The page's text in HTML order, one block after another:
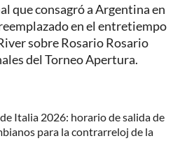
que consagró a Argentina en
en el entretiempo
sobre Rosario Rosario
del Torneo Apertura.
Italia 2026: horario de salida de
para la contrarreloj de la